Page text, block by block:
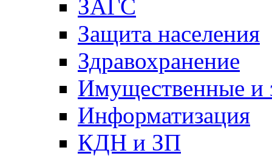
ЗАГС
Защита населения
Здравохранение
Имущественные и
Информатизация
КДН и ЗП